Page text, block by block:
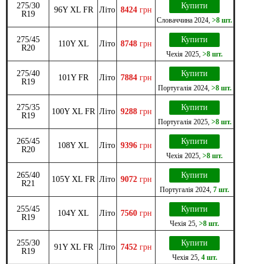
275/30
R19
96Y XL FR Літо 8424 грн Купити
Словаччина 2024 >8 шт.
275/45
R20
110Y XL Літо 8748 грн Купити
Чехія 2025 >8 шт.
275/40
R19
101Y FR Літо 7884 грн Купити
Португалія2024, >8 шт.
275/35
R19
100Y XL FR Літо 9288 грн Купити
Португалія2025, >8 шт.
265/45
R20
108Y XL Літо 9396 грн Купити
Чехія 2025 >8 шт.
265/40
R21
105Y XL FR Літо 9072 грн Купити
Португалія 2024 7 шт.
255/45
R19
104Y XL Літо 7560 грн Купити
Чехія 25 >8 шт.
255/30
R19
91Y XL FR Літо 7452 грн Купити
Чехія25, 4 шт.